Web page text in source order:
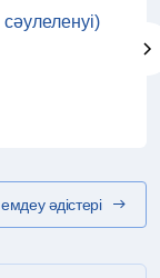
әдістері